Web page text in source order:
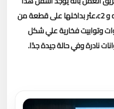
البئر عدة آبار آخرى أخذت ارقام c1 و c2،عثر بداخلها على قطعة من
وتوابيت فخارية علي شكل
نادرة وفي حالة جيدة جدًا.